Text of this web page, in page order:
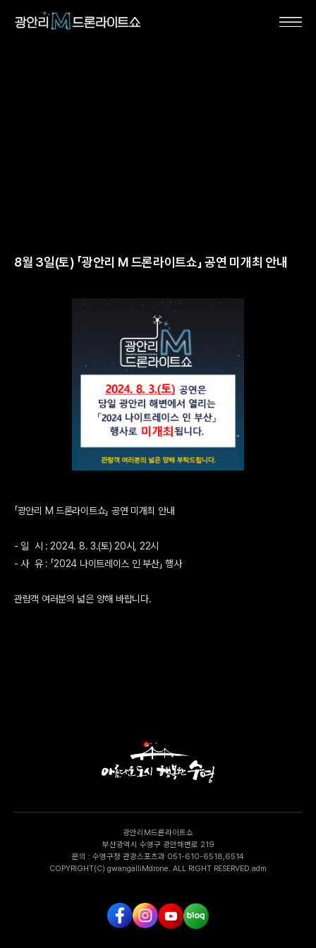
8월 3일(토) 「광안리 M 드론라이트쇼」 공연 미개최 안내
「광안리 M 드론라이트쇼」 공연 미개최 안내
- 일 시 : 2024. 8. 3.(토) 20시, 22시
- 사 유 : 「2024 나이트레이스 인 부산」 행사
관람객 여러분의 넓은 양해 바랍니다.
광안리M드론라이트쇼
부산광역시 수영구 광안해변로 219
문의 : 수영구청 관광스포츠과 051-610-6518,6514
COPYRIGHT(C) gwangalliMdrone. ALL RIGHT RESERVED.adm